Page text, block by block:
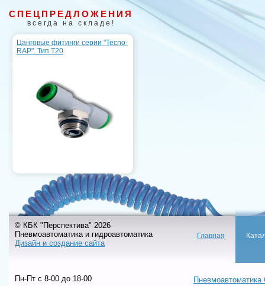
СПЕЦПРЕДЛОЖЕНИЯ
всегда на складе!
Цанговые фитинги серии "Tecno-
RAP". Тип T20
© КБК "Перспектива" 2026
Пневмоавтоматика и гидроавтоматика
Дизайн и создание сайта
Главная
Пн-Пт c 8-00 до 18-00
Пневмоавтоматика